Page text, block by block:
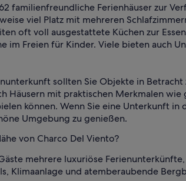
familienfreundliche Ferienhäuser zur
viel Platz mit mehreren
oft voll ausgestattete Küchen zur
im Freien für Kinder. Viele bieten auch
sollten Sie Objekte in
Häusern mit praktischen Merkmalen
können. Wenn Sie eine Unterkunft
Umgebung zu genießen.
von Charco Del Viento?
mehrere luxuriöse
Klimaanlage und atemberaubende